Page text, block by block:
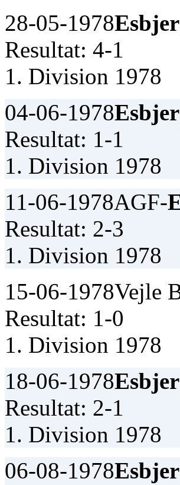
28-05-1978
Resultat: 4-1
1. Division 1978
04-06-1978
Resultat: 1-1
1. Division 1978
11-06-1978AGF-
Resultat: 2-3
1. Division 1978
15-06-1978Vejle
Resultat: 1-0
1. Division 1978
18-06-1978
Resultat: 2-1
1. Division 1978
06-08-1978